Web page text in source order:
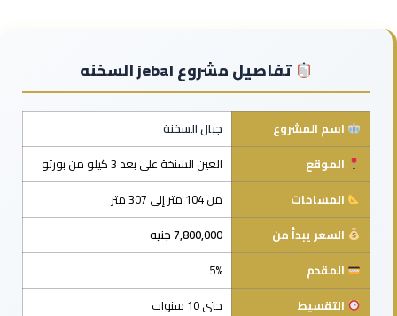
تفاصيل مشروع jebal السخنه
اسم المشروع
جبال السخنة
الموقع
العين السنخة علي بعد 3 كيلو من بورتو
المساحات
من 104 متر إلى 307 متر
السعر يبدأ من
7,800,000 جنيه
المقدم
5%
التقسيط
حتى 10 سنوات